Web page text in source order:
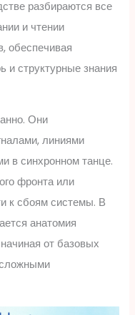
разбираются все
и чтении
обеспечивая
и структурные знания
Они
линиями
в синхронном танце.
фронта или
к сбоям системы. В
анатомия
от базовых
сложными